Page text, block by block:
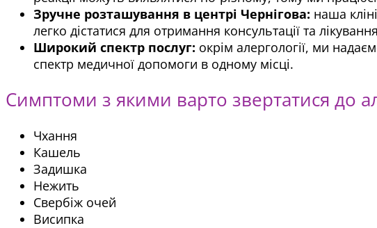
Зручне розташування в центрі Чернігова: наша
легко дістатися для отримання консультації та
Широкий спектр послуг: окрім алергології, ми
спектр медичної допомоги в одному місці.
Симптоми з якими варто звертатися до
Чхання
Кашель
Задишка
Нежить
Свербіж очей
Висипка